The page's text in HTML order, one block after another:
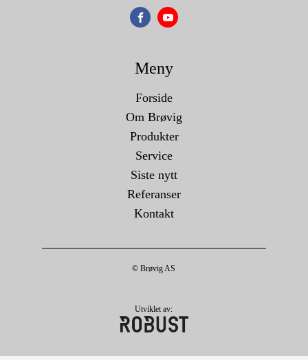
Meny
Forside
Om Brøvig
Produkter
Service
Siste nytt
Referanser
Kontakt
© Brøvig AS
Utviklet av: